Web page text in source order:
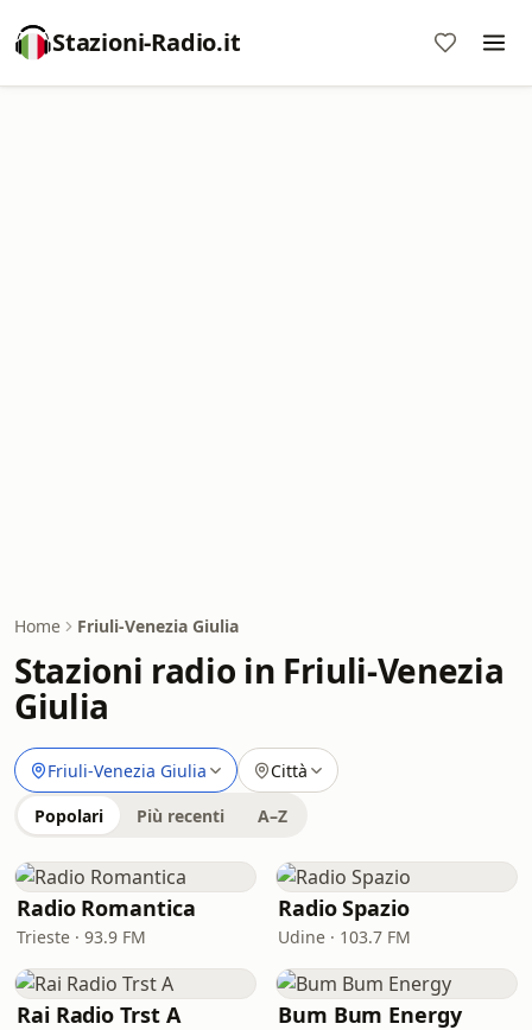
Stazioni-Radio.it
Home Friuli-Venezia Giulia
Stazioni radio in Friuli-Venezia
Giulia
Friuli-Venezia Giulia Città
Popolari Più recenti A–Z
Radio Romantica
Trieste · 93.9 FM
Radio Spazio
Udine · 103.7 FM
Rai Radio Trst A Bum Bum Energy